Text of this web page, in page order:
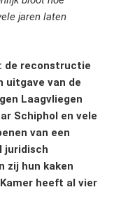
jaren laten
de reconstructie
uitgave van de
Laagvliegen
Schiphol en vele
van een
juridisch
zij hun kaken
heeft al vier